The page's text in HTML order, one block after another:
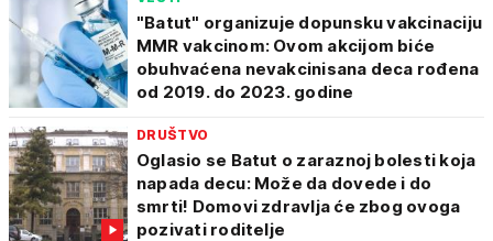
"Batut" organizuje dopunsku vakcinaciju
MMR vakcinom: Ovom akcijom biće
obuhvaćena nevakcinisana deca rođena
od 2019. do 2023. godine
DRUŠTVO
Oglasio se Batut o zaraznoj bolesti koja
napada decu: Može da dovede i do
smrti! Domovi zdravlja će zbog ovoga
pozivati roditelje